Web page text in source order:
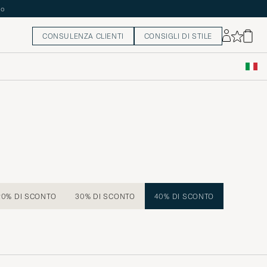
CONSULENZA CLIENTI CONSIGLI DI STILE
DI SCONTO 30% DI SCONTO 40% DI SCONTO